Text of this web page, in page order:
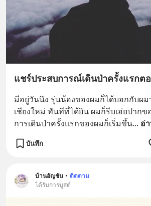
แชร์ประสบการณ์เดินป่าครั้งแรกต
มีอยู่วันนึง รุ่นน้องของผมก็ได้บอกกับผม
เชียงใหม่ ทันทีที่ได้ยิน ผมก็รีบเอ่ยปาก
การเดินป่าครั้งแรกของผมก็เริ่มขึ้น... อ่
บันทึก
บ้านอัญชัน • ติดตาม
ได้รับการบูสต์